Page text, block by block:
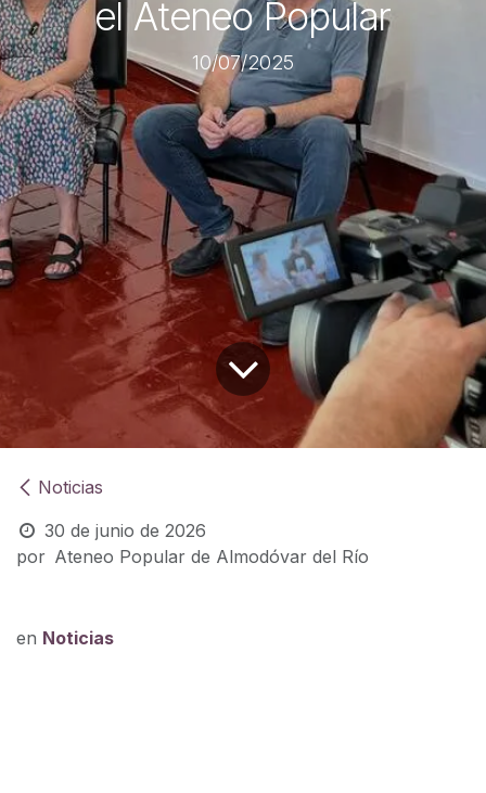
el Ateneo Popular
10/07/2025
Noticias
30 de junio de 2026
por Ateneo Popular de Almodóvar del Río
en Noticias